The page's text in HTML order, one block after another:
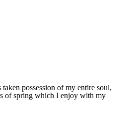
possession of my entire soul,
of spring which I enjoy with my